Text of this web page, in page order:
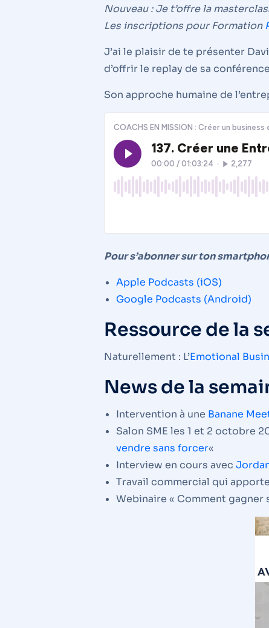
Les inscriptions pour Formation
J’ai le plaisir de te présenter
d’offrir le replay de sa
Son approche humaine de
Pour s’abonner sur ton
Apple Podcasts (iOS)
Google Podcasts (Android)
Ressource de la
Naturellement : L’Emotional
News de la
Intervention à une Banane
Salon SME les 1 et 2 octobre
vendre sans forcer«
Interview en cours avec
Travail commercial qui
Webinaire « Comment gagner